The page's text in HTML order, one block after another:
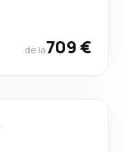
de la709 €